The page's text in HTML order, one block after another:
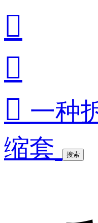


 一种
缩套
搜索